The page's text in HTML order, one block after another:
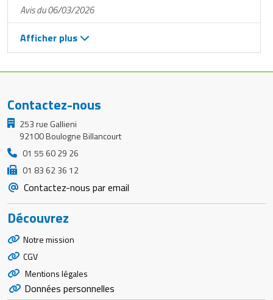
Avis du 06/03/2026
Afficher plus
Contactez-nous
253 rue Gallieni
92100 Boulogne Billancourt
01 55 60 29 26
01 83 62 36 12
Contactez-nous par email
Découvrez
Notre mission
CGV
Mentions légales
Données personnelles